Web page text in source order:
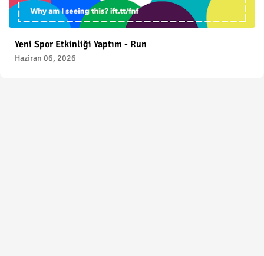
Yeni Spor Etkinliği Yaptım - Run
Haziran 06, 2026